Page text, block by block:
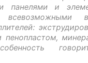
панелями и
всевозможными